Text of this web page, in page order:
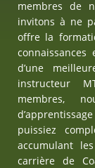
membres de
invitons à ne
offre la
d’une
instructeur
membres,
puissiez
accumulant
carrière de